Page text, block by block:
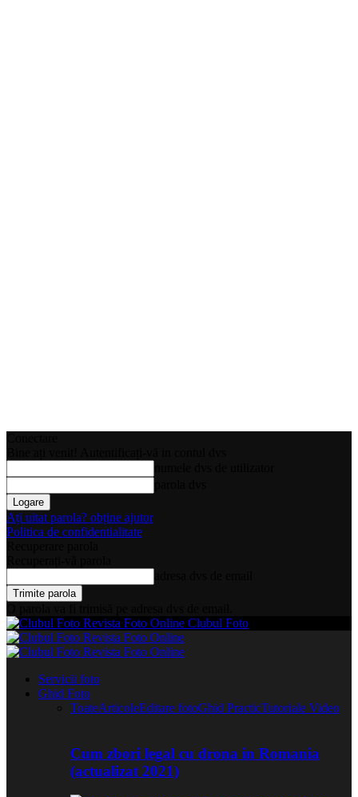
Ați uitat parola? obține ajutor
Politica de confidentialitate
Clubul Foto
Servicii foto
Ghid Foto
ToateArticoleEditare fotoGhid PracticTutoriale Video
Cum zbori legal cu drona in Romania
(actualizat 2021)